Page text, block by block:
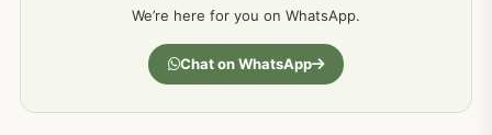
جسمانی کمزوری کا علاج اور نسخہ جات
We’re here for you on WhatsApp.
Chat on WhatsApp